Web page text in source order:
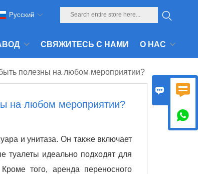
СВЯЖИТЕСЬ С НАМИ О НАС
Pусский
полезны на любом мероприятии?
на любом мероприятии?
и унитаза. Он также включает
туалеты идеально подходят для
того, аренда переносного
 
